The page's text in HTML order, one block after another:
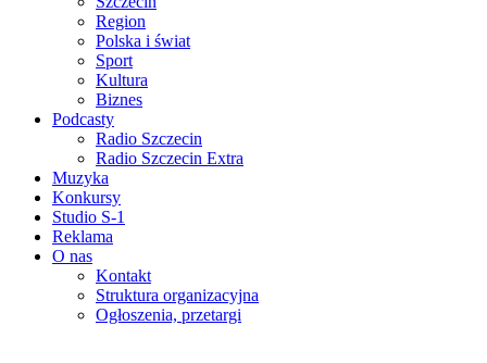
Region
Polska i świat
Sport
Kultura
Biznes
Podcasty
Radio Szczecin
Radio Szczecin Extra
Muzyka
Konkursy
Studio S-1
Reklama
O nas
Kontakt
Struktura organizacyjna
Ogłoszenia, przetargi